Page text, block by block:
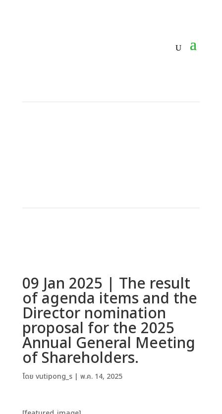
09 Jan 2025 | The result
of agenda items and the
Director nomination
proposal for the 2025
Annual General Meeting
of Shareholders.
โดย vutipong_s| พ.ค. 14, 2025